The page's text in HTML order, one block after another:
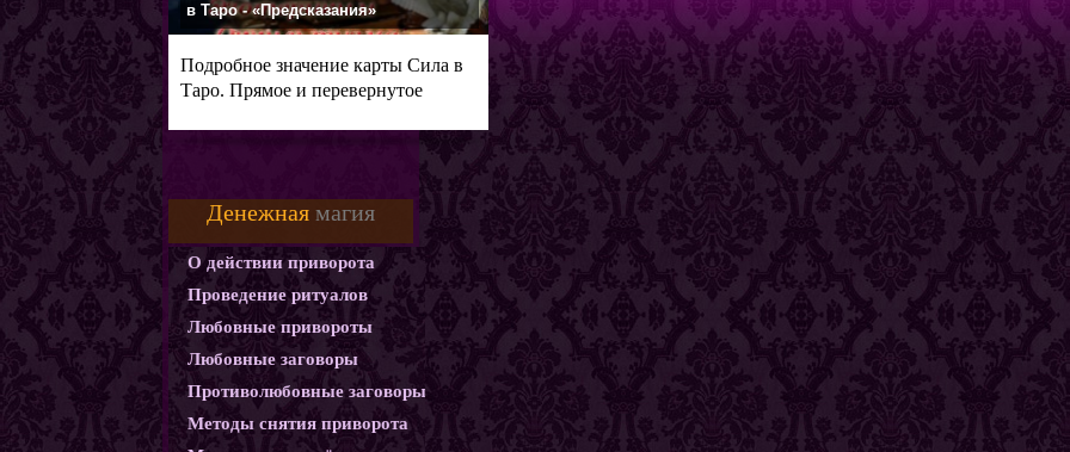
в Таро - «Предсказания»
Подробное значение карты Сила в
Таро. Прямое и перевернутое
Денежная магия
О действии приворота
Проведение ритуалов
Любовные привороты
Любовные заговоры
Противолюбовные заговоры
Методы снятия приворота